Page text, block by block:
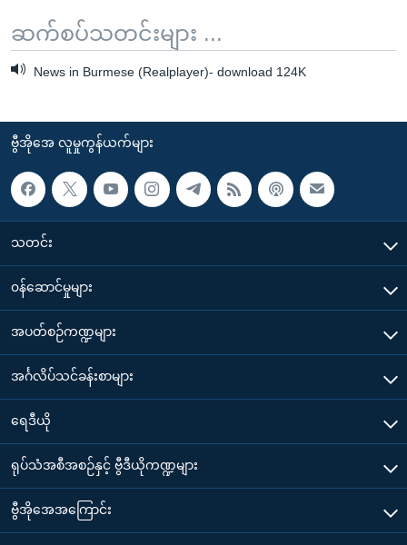
ရန်ဆက်စပ်သတင်းများ ...
News in Burmese (Realplayer)- download 124K
ဗွီအိုအေ လူမှုကွန်ယက်များ
သတင်း
၀န်ဆောင်မှုများ
အပတ်စဉ်ကဏ္ဍများ
အင်္ဂလိပ်သင်ခန်းစာများ
ရေဒီယို
ရုပ်သံအစီအစဉ်နှင့် ဗွီဒီယိုကဏ္ဍများ
ဗွီအိုအေအကြောင်း